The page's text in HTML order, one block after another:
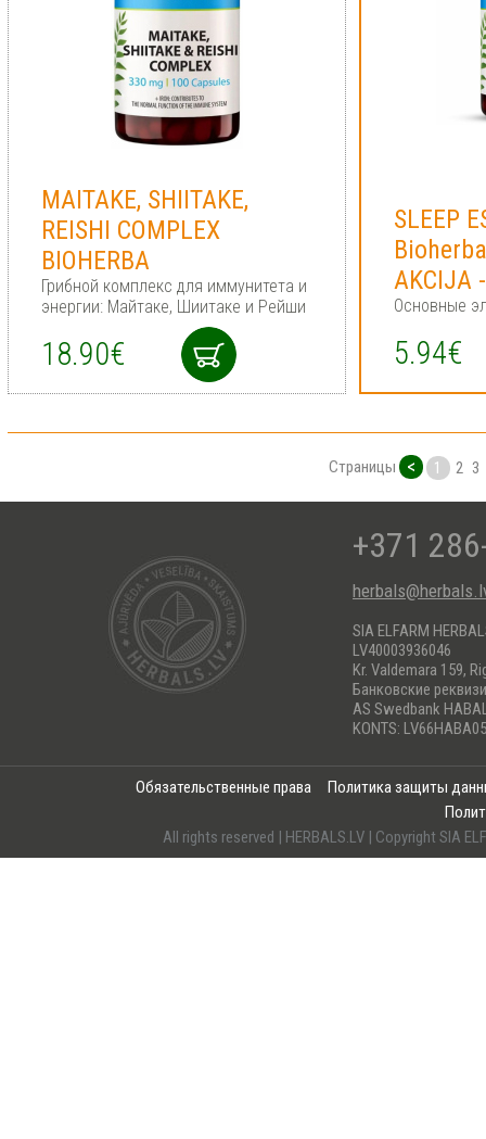
MAITAKE, SHIITAKE,
REISHI COMPLEX
BIOHERBA
Грибной комплекс для иммунитета и
энергии: Майтаке, Шиитаке и Рейши
18.90€
SLEEP
AKCIJA
Основные
5.94€
Страницы < 1 2 3
+371
SIA ELFARM
LV40003936046
Kr. Valdemara 159,
Банковские
AS Swedbank
KONTS:
Обязательственные права
Политика защиты
All rights reserved | HERBALS.LV | Copyright SIA